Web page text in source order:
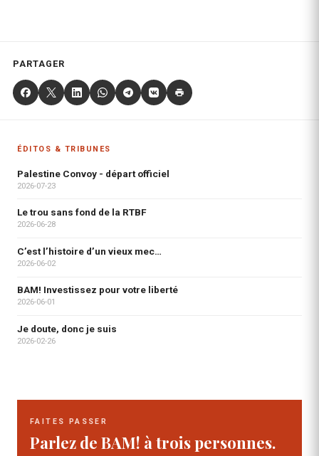
PARTAGER
ÉDITOS & TRIBUNES
Palestine Convoy - départ officiel
2026-07-23
Le trou sans fond de la RTBF
2026-06-28
C’est l’histoire d’un vieux mec…
2026-06-02
BAM! Investissez pour votre liberté
2026-06-01
Je doute, donc je suis
2026-02-26
FAITES PASSER
Parlez de BAM! à trois personnes.